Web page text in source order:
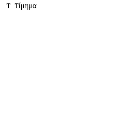
Τ Τίμημα